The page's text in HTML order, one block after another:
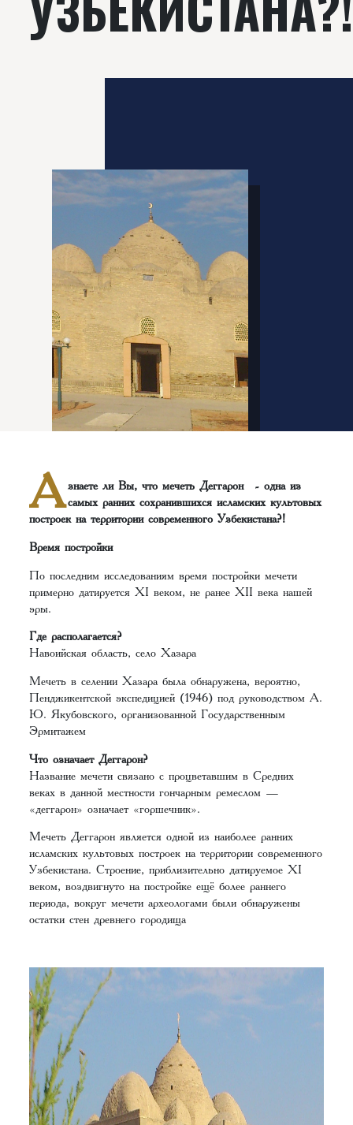
А знаете ли Вы, что мечеть Деггарон - одна из
самых ранних сохранившихся исламских культовых
построек на территории современного Узбекистана?!
Время постройки
По последним исследованиям время постройки мечети
примерно датируется XI веком, не ранее XII века нашей
эры.
Где располагается?
Навоийская область, село Хазара
Мечеть в селении Хазара была обнаружена, вероятно,
Пенджикентской экспедицией (1946) под руководством А.
Ю. Якубовского, организованной Государственным
Эрмитажем
Что означает Деггарон?
Название мечети связано с процветавшим в Средних
веках в данной местности гончарным ремеслом —
«деггарон» означает «горшечник».
Мечеть Деггарон является одной из наиболее ранних
исламских культовых построек на территории современного
Узбекистана. Строение, приблизительно датируемое XI
веком, воздвигнуто на постройке ещё более раннего
периода, вокруг мечети археологами были обнаружены
остатки стен древнего городища